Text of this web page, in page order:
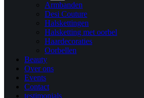
Armbanden
Desi Couture
Halskettingen
Halsketting met oorbel
Haardecoraties
Oorbellen
Beauty
Over ons
Events
Contact
testimonials